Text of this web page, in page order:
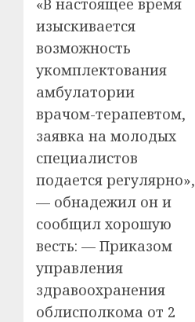
«В настоящее время
изыскивается
возможность
укомплектования
амбулатории
врачом-терапевтом,
заявка на молодых
специалистов
подается регулярно»,
— обнадежил он и
сообщил хорошую
весть: — Приказом
управления
здравоохранения
облисполкома от 2